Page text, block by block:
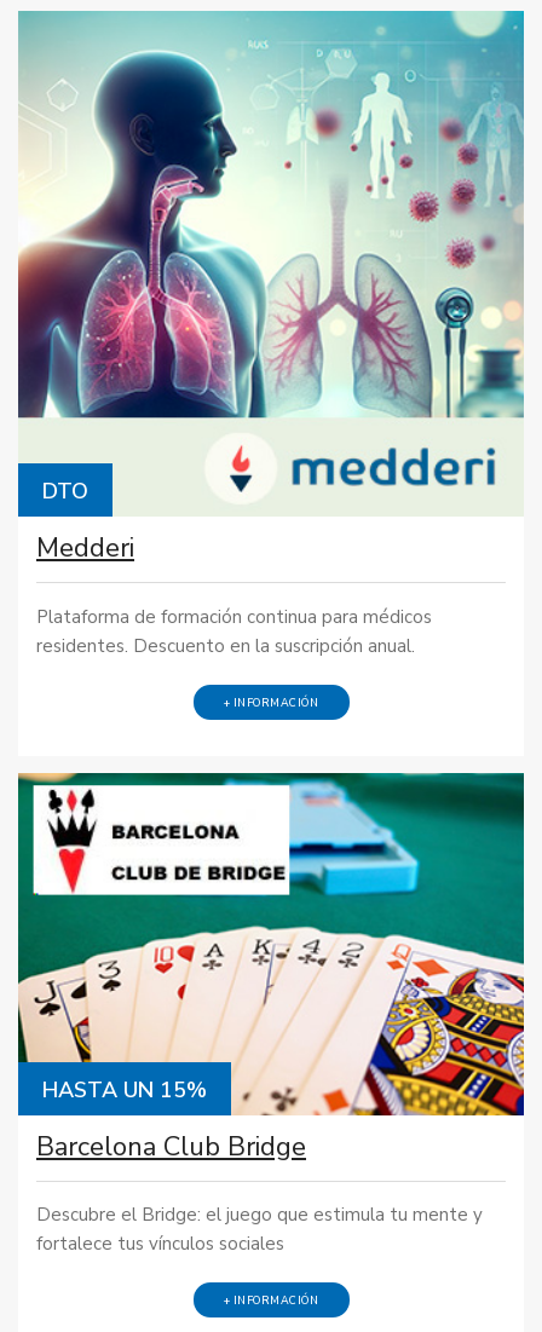
DTO
Medderi
Plataforma de formación continua para médicos
residentes. Descuento en la suscripción anual.
+ INFORMACIÓN
HASTA UN 15%
Barcelona Club Bridge
Descubre el Bridge: el juego que estimula tu mente y
fortalece tus vínculos sociales
+ INFORMACIÓN